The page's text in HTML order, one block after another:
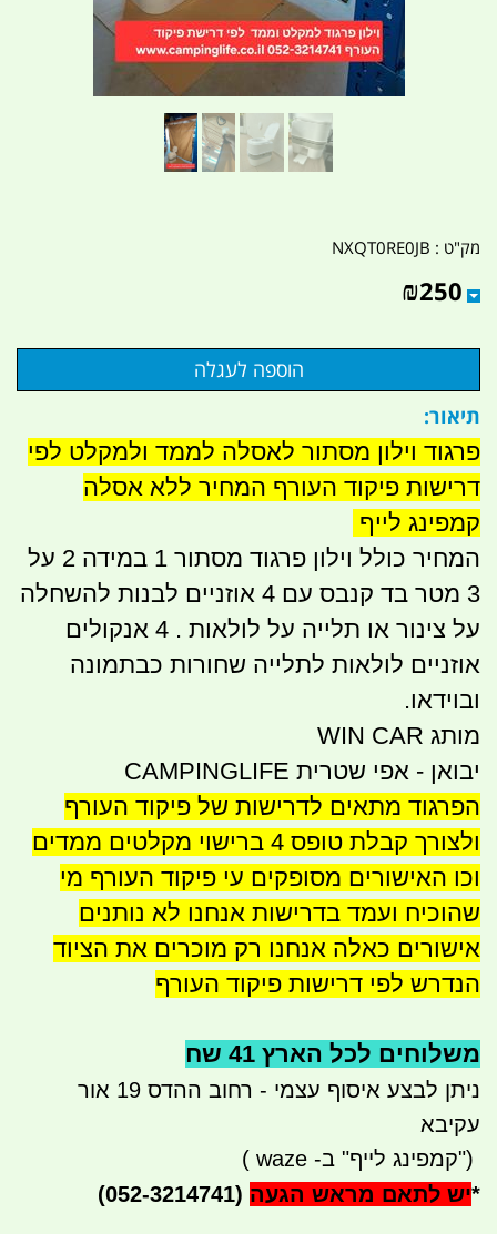
מק"ט : NXQT0RE0JB
₪250
תיאור:
פרגוד וילון מסתור לאסלה לממד ולמקלט לפי
דרישות פיקוד העורף המחיר ללא אסלה
קמפינג לייף
המחיר כולל וילון פרגוד מסתור 1 במידה 2 על
3 מטר בד קנבס עם 4 אוזניים לבנות להשחלה
על צינור או תלייה על לולאות . 4 אנקולים
אוזניים לולאות לתלייה שחורות כבתמונה
ובוידאו.
מותג WIN CAR
יבואן - אפי שטרית CAMPINGLIFE
הפרגוד מתאים לדרישות של פיקוד העורף
ולצורך קבלת טופס 4 ברישוי מקלטים ממדים
וכו האישורים מסופקים עי פיקוד העורף מי
שהוכיח ועמד בדרישות אנחנו לא נותנים
אישורים כאלה אנחנו רק מוכרים את הציוד
הנדרש לפי דרישות פיקוד העורף
משלוחים לכל הארץ 41 שח
ניתן לבצע איסוף עצמי - רחוב ההדס 19 אור
עקיבא
")קמפינג לייף" ב- waze
)
*יש לתאם מראש הגעה (052-3214741)